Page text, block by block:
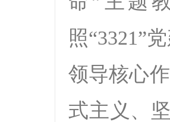
照“3321”
领导核心
式主义、